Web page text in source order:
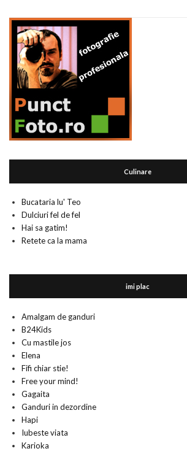
Culinare
Bucataria lu' Teo
Dulciuri fel de fel
Hai sa gatim!
Retete ca la mama
imi plac
Amalgam de ganduri
B24Kids
Cu mastile jos
Elena
Fifi chiar stie!
Free your mind!
Gagaita
Ganduri in dezordine
Hapi
Iubeste viata
Karioka